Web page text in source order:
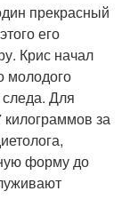
прекрасный
его
Крис начал
молодого
Для
килограммов за
форму до